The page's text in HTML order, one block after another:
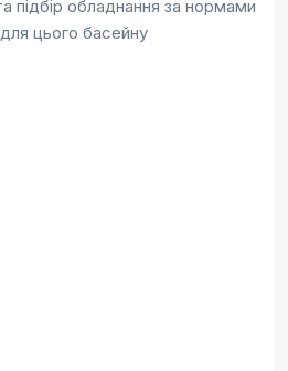
підбір обладнання за нормами
цього басейну